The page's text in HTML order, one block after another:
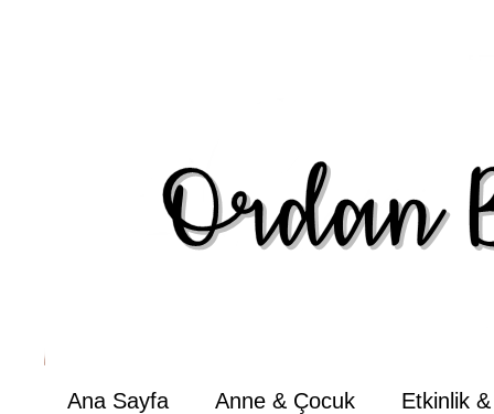
Ana Sayfa Anne & Çocuk Etkinlik